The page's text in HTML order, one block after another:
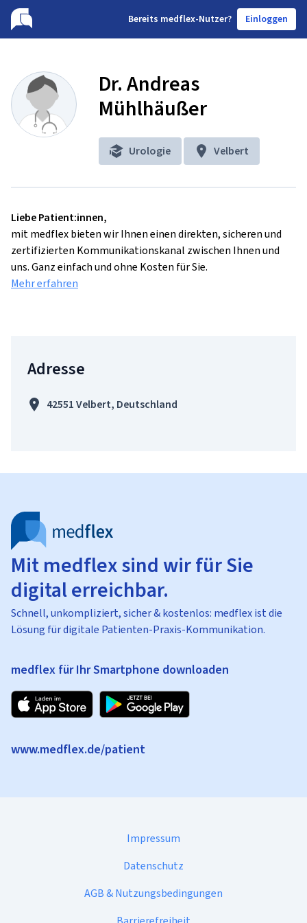
Bereits medflex-Nutzer? Einloggen
Dr. Andreas
Mühlhäußer
Urologie Velbert
Liebe Patient:innen,
mit medflex bieten wir Ihnen einen direkten, sicheren und
zertifizierten Kommunikationskanal zwischen Ihnen und
uns. Ganz einfach und ohne Kosten für Sie.
Mehr erfahren
Adresse
42551 Velbert, Deutschland
Mit medflex sind wir für Sie
digital erreichbar.
Schnell, unkompliziert, sicher & kostenlos: medflex ist die
Lösung für digitale Patienten-Praxis-Kommunikation.
medflex für Ihr Smartphone downloaden
www.medflex.de/patient
Impressum
Datenschutz
AGB & Nutzungsbedingungen